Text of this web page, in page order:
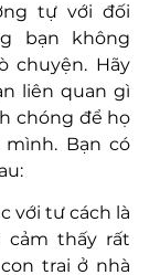
tự với đối
bạn không
chuyện. Hãy
liên quan gì
chóng để họ
Bạn có
với tư cách là
cảm thấy rất
trai ở nhà